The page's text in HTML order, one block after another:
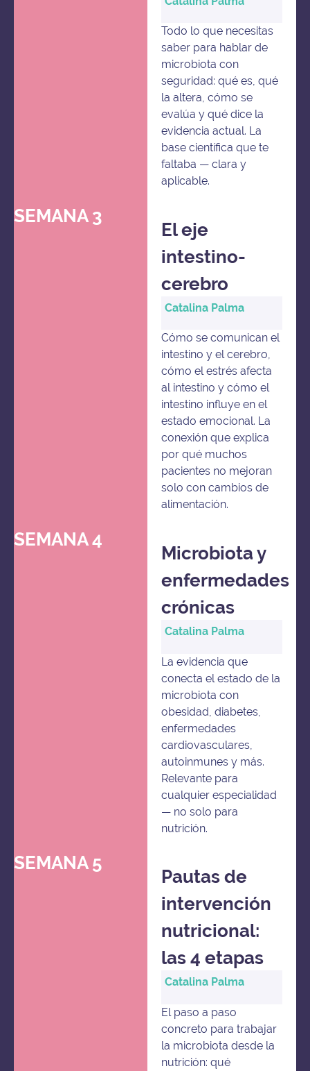
Todo lo que necesitas
saber para hablar de
microbiota con
seguridad: qué es, qué
la altera, cómo se
evalúa y qué dice la
evidencia actual. La
base científica que te
faltaba — clara y
aplicable.
SEMANA 3
El eje
intestino-
cerebro
Catalina Palma
Cómo se comunican el
intestino y el cerebro,
cómo el estrés afecta
al intestino y cómo el
intestino influye en el
estado emocional. La
conexión que explica
por qué muchos
pacientes no mejoran
solo con cambios de
alimentación.
SEMANA 4
Microbiota y
enfermedades
crónicas
Catalina Palma
La evidencia que
conecta el estado de la
microbiota con
obesidad, diabetes,
enfermedades
cardiovasculares,
autoinmunes y más.
Relevante para
cualquier especialidad
— no solo para
nutrición.
SEMANA 5
Pautas de
intervención
nutricional:
las 4 etapas
Catalina Palma
El paso a paso
concreto para trabajar
la microbiota desde la
nutrición: qué